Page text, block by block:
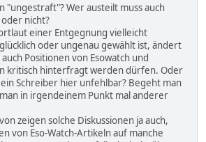
"ungestraft"? Wer austeilt muss auch
nicht?
einer Entgegnung vielleicht
oder ungenau gewählt ist, ändert
Positionen von Esowatch und
kritisch hinterfragt werden dürfen. Oder
Schreiber hier unfehlbar? Begeht man
in irgendeinem Punkt mal anderer
zeigen solche Diskussionen ja auch,
von Eso-Watch-Artikeln auf manche